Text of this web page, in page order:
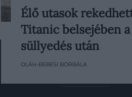
A Titanic története több
évszázaddal a katasztrófa
különleges helyet foglal el a
kollektív emlékezetben.
hajószerencsétlenség vált
Élő utasok
Titanic belsejében a
süllyedés után
OLÁH-BEBESI BORBÁLA